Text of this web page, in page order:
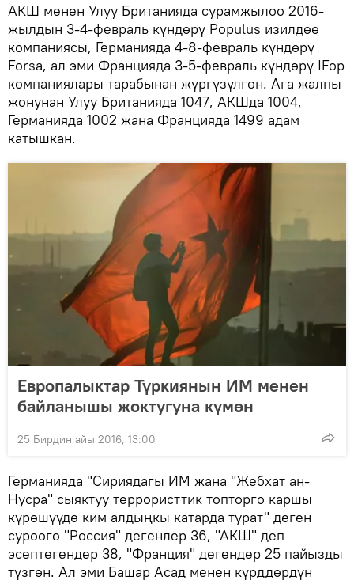
АКШ менен Улуу Британияда сурамжылоо 2016-
жылдын 3-4-февраль күндөрү Populus изилдөө
компаниясы, Германияда 4-8-февраль күндөрү
Forsa, ал эми Францияда 3-5-февраль күндөрү IFop
компаниялары тарабынан жүргүзүлгөн. Ага жалпы
жонунан Улуу Британияда 1047, АКШда 1004,
Германияда 1002 жана Францияда 1499 адам
катышкан.
Европалыктар Түркиянын ИМ менен
байланышы жоктугуна күмөн
25 Бирдин айы 2016, 13:00
Германияда "Сириядагы ИМ жана "Жебхат ан-
Нусра" сыяктуу террористтик топторго каршы
күрөшүүдө ким алдыңкы катарда турат" деген
суроого "Россия" дегенлер 36, "АКШ" деп
эсептегендер 38, "Франция" дегендер 25 пайызды
түзгөн. Ал эми Башар Асад менен күрддөрдүн